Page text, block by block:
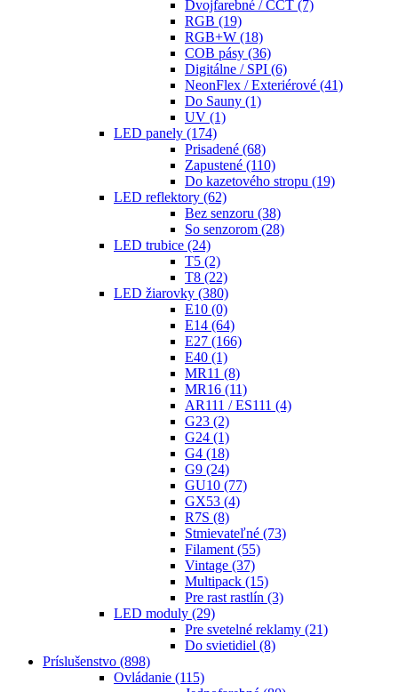
Dvojfarebné / CCT (7)
RGB (19)
RGB+W (18)
COB pásy (36)
Digitálne / SPI (6)
NeonFlex / Exteriérové (41)
Do Sauny (1)
UV (1)
LED panely (174)
Prisadené (68)
Zapustené (110)
Do kazetového stropu (19)
LED reflektory (62)
Bez senzoru (38)
So senzorom (28)
LED trubice (24)
T5 (2)
T8 (22)
LED žiarovky (380)
E10 (0)
E14 (64)
E27 (166)
E40 (1)
MR11 (8)
MR16 (11)
AR111 / ES111 (4)
G23 (2)
G24 (1)
G4 (18)
G9 (24)
GU10 (77)
GX53 (4)
R7S (8)
Stmievateľné (73)
Filament (55)
Vintage (37)
Multipack (15)
Pre rast rastlín (3)
LED moduly (29)
Pre svetelné reklamy (21)
Do svietidiel (8)
Príslušenstvo (898)
Ovládanie (115)